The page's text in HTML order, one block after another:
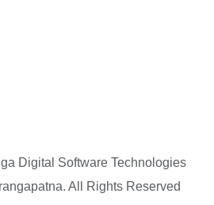
Digital Software Technologies
All Rights Reserved